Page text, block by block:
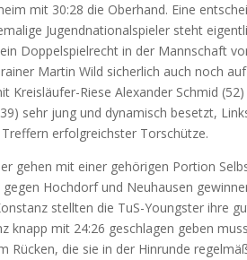
mit 30:28 die Oberhand. Eine
Jugendnationalspieler steht
Doppelspielrecht in der Mannschaft
Martin Wild sicherlich auch noch
Kreisläufer-Riese Alexander Schmid
sehr jung und dynamisch besetzt,
erfolgreichster Torschütze.
gehen mit einer gehörigen Portion
gegen Hochdorf und Neuhausen
stellten die TuS-Youngster ihre
knapp mit 24:26 geschlagen geben
Rücken, die sie in der Hinrunde